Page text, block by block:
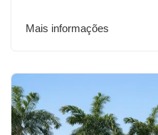
Mais informações